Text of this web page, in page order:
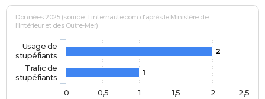
Données 2025 (source : Linternaute.com d'après le Ministère de
l'Intérieur et des Outre-Mer)
2
1
Usage de
stupéfiants
Trafic de
stupéfiants
0
0,5 1 1,5 2 2,5